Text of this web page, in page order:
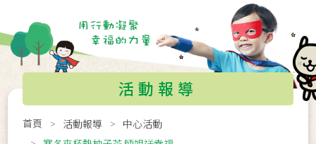
活動報導
首頁 活動報導
中心活動